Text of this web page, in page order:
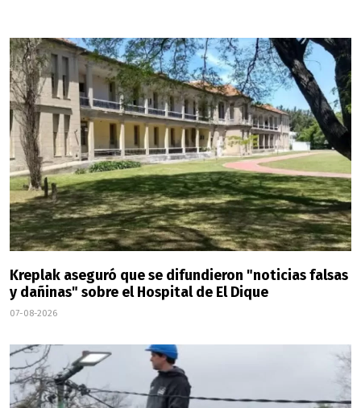
Kreplak aseguró que se difundieron "noticias falsas
y dañinas" sobre el Hospital de El Dique
07-08-2026